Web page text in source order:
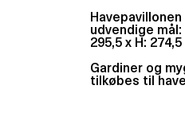
udvendige mål:
295,5 x H: 274,5
Gardiner og
tilkøbes til